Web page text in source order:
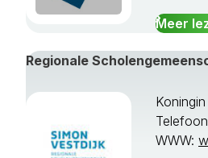
Meer
Regionale
WWW: